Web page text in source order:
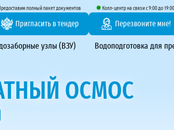
полный пакет документов
Пригласить в тендер
Колл-центр на связи с 9:00 до 19:00
Перезвоните мне!
водоподготовки
узлы (ВЗУ) Водоподготовка для
ОСМОС